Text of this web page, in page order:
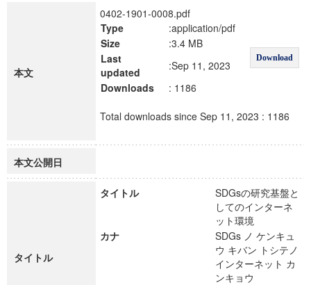
本文
0402-1901-0008.pdf
Type
:application/pdf
Download
Size
:3.4 MB
Last
updated
:Sep 11, 2023
Downloads
: 1186
Total downloads since Sep 11, 2023 : 1186
本文公開日
タイトル
タイトル
SDGsの研究基盤と
してのインターネ
ット環境
カナ
SDGs ノ ケンキュ
ウ キバン トシテノ
インターネット カ
ンキョウ